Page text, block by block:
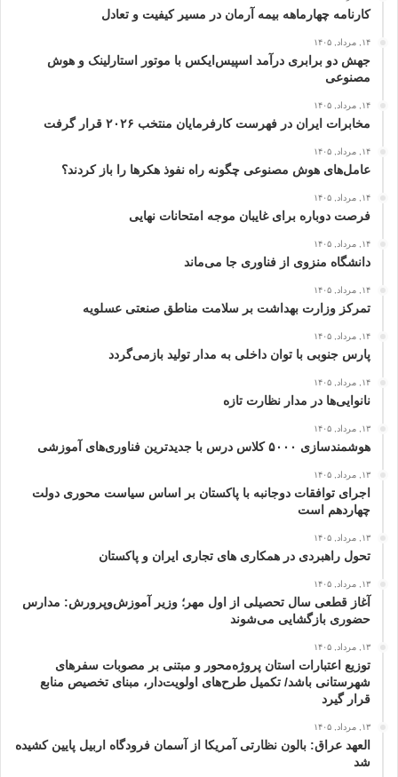
کارنامه چهارماهه بیمه آرمان در مسیر کیفیت و تعادل
۱۴, مرداد, ۱۴۰۵
جهش دو برابری درآمد اسپیس‌ایکس با موتور استارلینک و هوش
مصنوعی
۱۴, مرداد, ۱۴۰۵
مخابرات ایران در فهرست کارفرمایان منتخب ۲۰۲۶ قرار گرفت
۱۴, مرداد, ۱۴۰۵
عامل‌های هوش مصنوعی چگونه راه نفوذ هکرها را باز کردند؟
۱۴, مرداد, ۱۴۰۵
فرصت دوباره برای غایبان موجه امتحانات نهایی
۱۴, مرداد, ۱۴۰۵
دانشگاه منزوی از فناوری جا می‌ماند
۱۴, مرداد, ۱۴۰۵
تمرکز وزارت بهداشت بر سلامت مناطق صنعتی عسلویه
۱۴, مرداد, ۱۴۰۵
پارس جنوبی با توان داخلی به مدار تولید بازمی‌گردد
۱۴, مرداد, ۱۴۰۵
نانوایی‌ها در مدار نظارت تازه
۱۳, مرداد, ۱۴۰۵
هوشمندسازی ۵۰۰۰ کلاس درس با جدیدترین فناوری‌های آموزشی
۱۳, مرداد, ۱۴۰۵
اجرای توافقات دوجانبه با پاکستان بر اساس سیاست محوری دولت
چهاردهم است
۱۳, مرداد, ۱۴۰۵
تحول راهبردی در همکاری های تجاری ایران و پاکستان
۱۳, مرداد, ۱۴۰۵
آغاز قطعی سال تحصیلی از اول مهر؛ وزیر آموزش‌وپرورش: مدارس
حضوری بازگشایی می‌شوند
۱۳, مرداد, ۱۴۰۵
توزیع اعتبارات استان پروژه‌محور و مبتنی بر مصوبات سفرهای
شهرستانی باشد/ تکمیل طرح‌های اولویت‌دار، مبنای تخصیص منابع
قرار گیرد
۱۳, مرداد, ۱۴۰۵
العهد عراق: بالون نظارتی آمریکا از آسمان فرودگاه اربیل پایین کشیده
شد